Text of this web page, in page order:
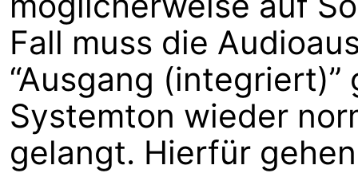
Fall muss die
“Ausgang
Systemton wieder
gelangt. Hierfür